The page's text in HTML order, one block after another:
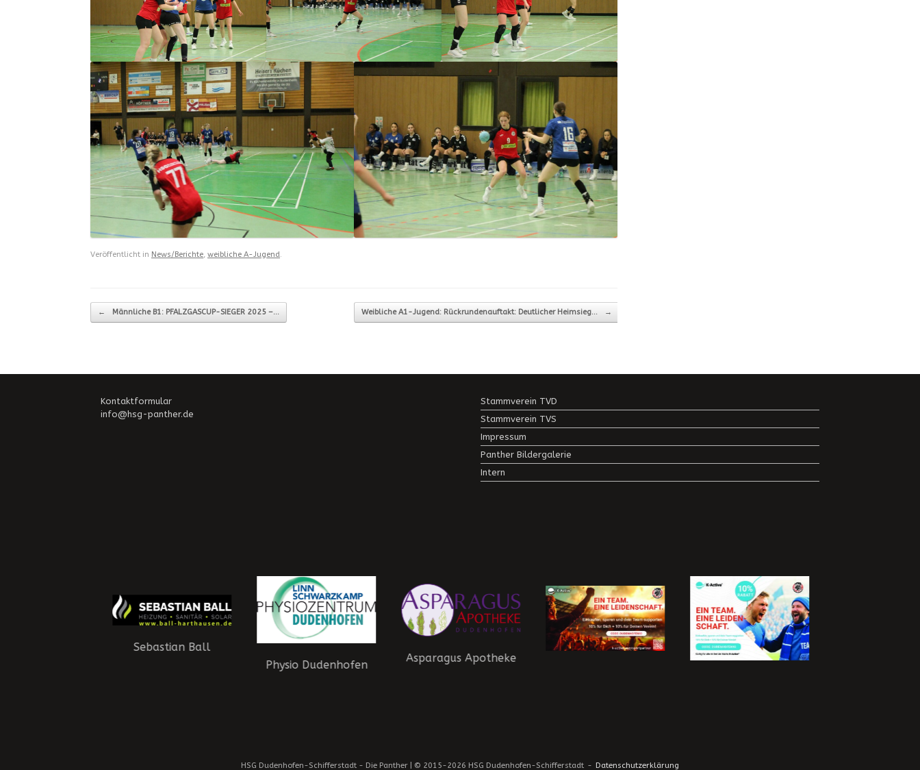
Veröffentlicht in News/Berichte, weibliche A-Jugend.
Beitragsnavigation
← Männliche B1: PFALZGASCUP-SIEGER 2025 –… Weibliche A1-Jugend: Rückrundenauftakt: Deutlicher Heimsieg… →
Kontaktformular
info@hsg-panther.de
Stammverein TVD
Stammverein TVS
Impressum
Panther Bildergalerie
Intern
Sebastian Ball
Physio Dudenhofen
Asparagus Apotheke
HSG Dudenhofen-Schifferstadt - Die Panther | © 2015-2026 HSG Dudenhofen-Schifferstadt Datenschutzerklärung